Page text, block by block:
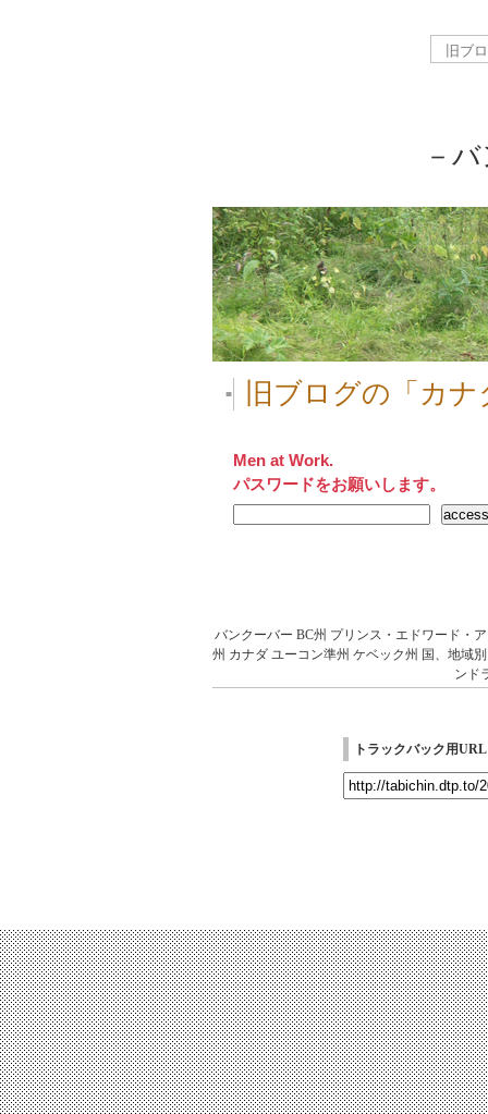
－
■ 旧ブログの「カ
Men at Work.
パスワードをお願いします。
バンクーバー BC州 プリンス・エドワード・
州 カナダ ユーコン準州 ケベック州 国、地域別
ンド
トラックバック用URL